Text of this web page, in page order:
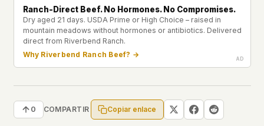
Ranch-Direct Beef. No Hormones. No Compromises.
Dry aged 21 days. USDA Prime or High Choice – raised in
mountain meadows without hormones or antibiotics. Delivered
direct from Riverbend Ranch.
Why Riverbend Ranch Beef? →
0 COMPARTIR Copiar enlace